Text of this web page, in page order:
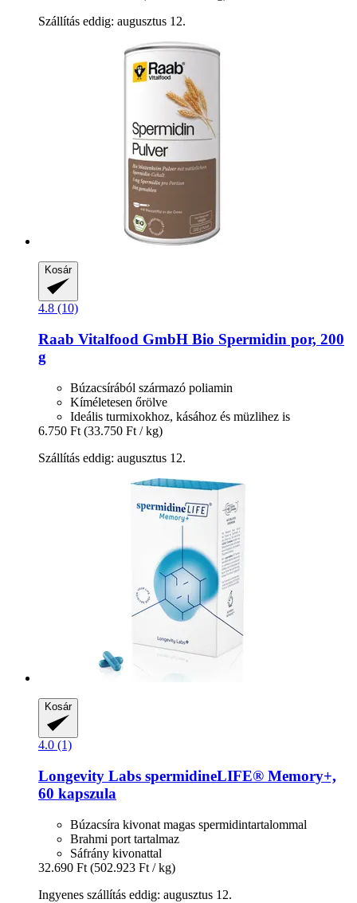
Szállítás eddig: augusztus 12.
Kosár
4.8 (10)
Raab Vitalfood GmbH Bio Spermidin por, 200
g
Búzacsírából származó poliamin
Kíméletesen őrölve
Ideális turmixokhoz, kásához és müzlihez is
6.750 Ft (33.750 Ft / kg)
Szállítás eddig: augusztus 12.
Kosár
4.0 (1)
Longevity Labs spermidineLIFE® Memory+,
60 kapszula
Búzacsíra kivonat magas spermidintartalommal
Brahmi port tartalmaz
Sáfrány kivonattal
32.690 Ft (502.923 Ft / kg)
Ingyenes szállítás eddig: augusztus 12.